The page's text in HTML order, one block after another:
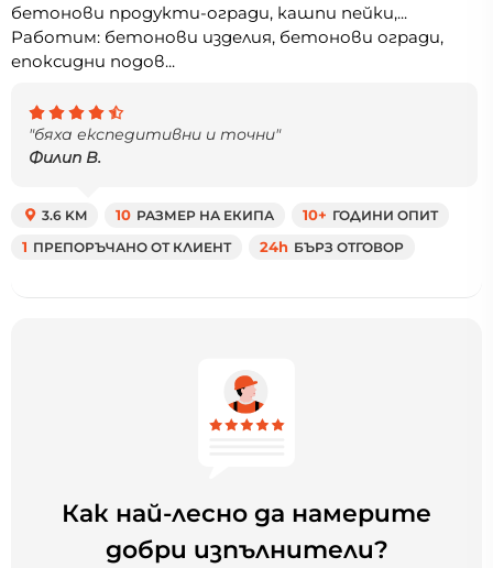
бетонови продукти-огради, кашпи пейки,...
Работим: бетонови изделия, бетонови огради,
епоксидни подов...
"бяха експедитивни и точни"
Филип В.
3.6 KM 10 РАЗМЕР НА ЕКИПА 10+ ГОДИНИ ОПИТ
1 ПРЕПОРЪЧАНО ОТ КЛИЕНТ 24h БЪРЗ ОТГОВОР
Как най-лесно да намерите
добри изпълнители?